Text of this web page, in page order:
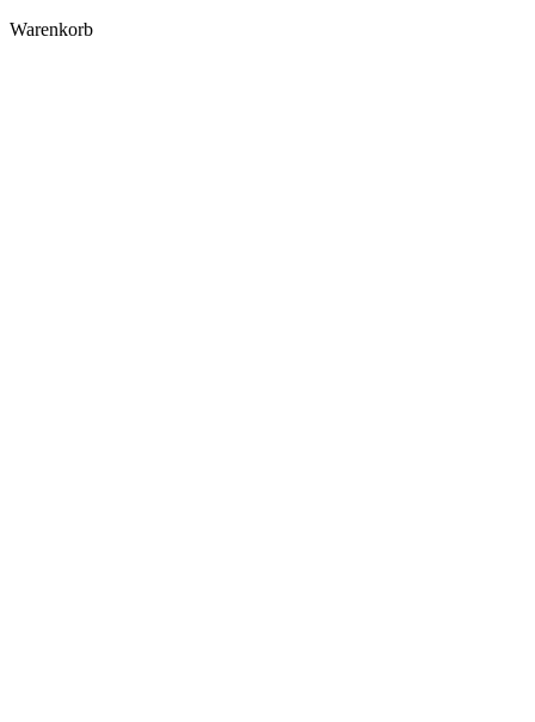
Warenkorb